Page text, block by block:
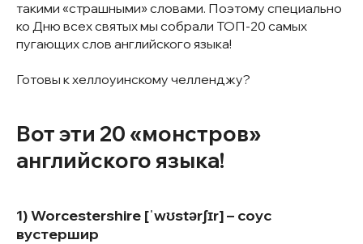
такими «страшными» словами. Поэтому специально
ко Дню всех святых мы собрали ТОП-20 самых
пугающих слов английского языка!
Готовы к хеллоуинскому челленджу?
Вот эти 20 «монстров»
английского языка!
1) Worcestershire [ˈwʊstərʃɪr] – соус
вустершир